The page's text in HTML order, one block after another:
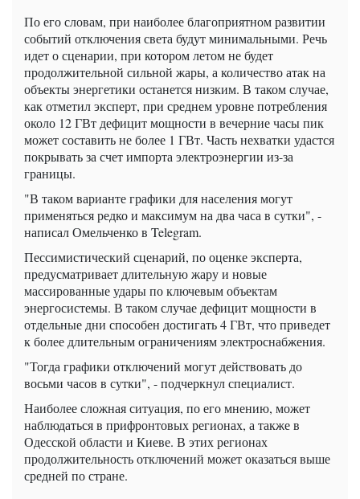
По его словам, при наиболее благоприятном развитии
событий отключения света будут минимальными. Речь
идет о сценарии, при котором летом не будет
продолжительной сильной жары, а количество атак на
объекты энергетики останется низким. В таком случае,
как отметил эксперт, при среднем уровне потребления
около 12 ГВт дефицит мощности в вечерние часы пик
может составить не более 1 ГВт. Часть нехватки удастся
покрывать за счет импорта электроэнергии из-за
границы.
"В таком варианте графики для населения могут
применяться редко и максимум на два часа в сутки", -
написал Омельченко в Telegram.
Пессимистический сценарий, по оценке эксперта,
предусматривает длительную жару и новые
массированные удары по ключевым объектам
энергосистемы. В таком случае дефицит мощности в
отдельные дни способен достигать 4 ГВт, что приведет
к более длительным ограничениям электроснабжения.
"Тогда графики отключений могут действовать до
восьми часов в сутки", - подчеркнул специалист.
Наиболее сложная ситуация, по его мнению, может
наблюдаться в прифронтовых регионах, а также в
Одесской области и Киеве. В этих регионах
продолжительность отключений может оказаться выше
средней по стране.